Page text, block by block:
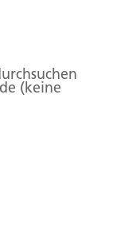
(keine